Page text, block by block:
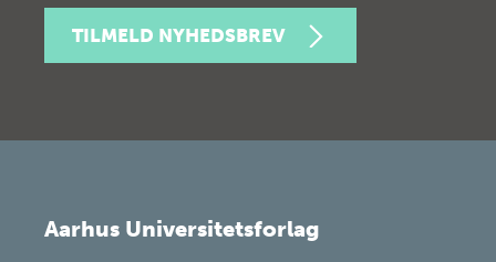
TILMELD NYHEDSBREV
Aarhus Universitetsforlag